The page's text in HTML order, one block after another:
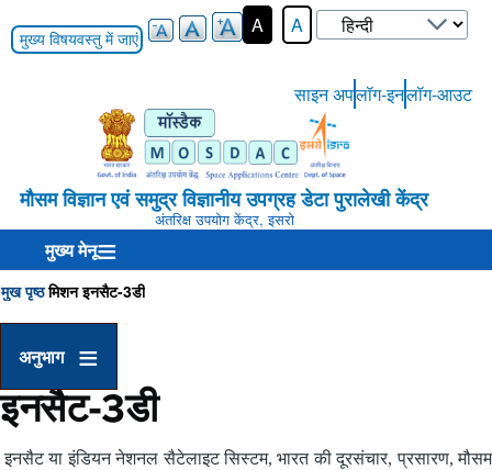
मुख्य विषयवस्तु में जाएं
A A
Select
your
User-
Login-
Menu
साइन अपलॉग-इनलॉग-आउट
मौसम विज्ञान एवं समुद्र विज्ञानीय उपग्रह डेटा पुरालेखी केंद्र
अंतरिक्ष उपयोग केंद्र, इसरो
मुख्य मेनू
Breadcrumb
मुख पृष्ठ मिशन इनसैट-3डी
अनुभाग
इनसैट-3डी
इनसैट या इंडियन नेशनल सैटेलाइट सिस्टम, भारत की दूरसंचार, प्रसारण, मौसम